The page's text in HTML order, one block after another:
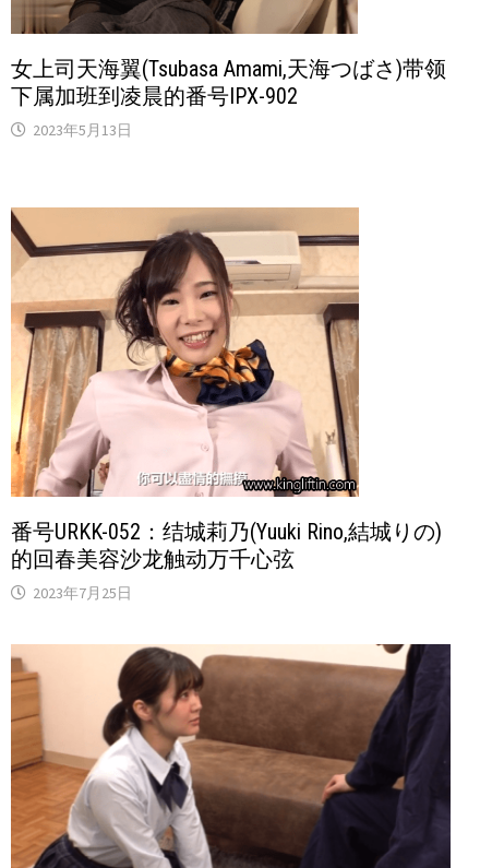
女上司天海翼(Tsubasa Amami,天海つばさ)带领
下属加班到凌晨的番号IPX-902
2023年5月13日
番号URKK-052：结城莉乃(Yuuki Rino,結城りの)
的回春美容沙龙触动万千心弦
2023年7月25日